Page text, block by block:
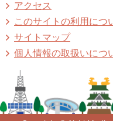
アクセス
このサイトの利用につ
サイトマップ
個人情報の取扱いにつ